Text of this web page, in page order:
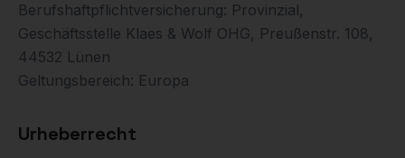
Berufshaftpflichtversicherung: Provinzial,
Geschäftsstelle Klaes & Wolf OHG, Preußenstr. 108,
44532 Lünen
Geltungsbereich: Europa
Urheberrecht